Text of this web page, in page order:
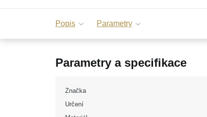
Popis Parametry
Parametry a specifikace
Značka
Určení